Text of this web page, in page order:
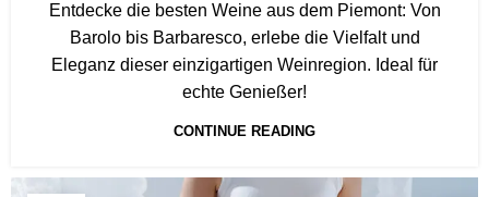
Entdecke die besten Weine aus dem Piemont: Von
Barolo bis Barbaresco, erlebe die Vielfalt und
Eleganz dieser einzigartigen Weinregion. Ideal für
echte Genießer!
CONTINUE READING